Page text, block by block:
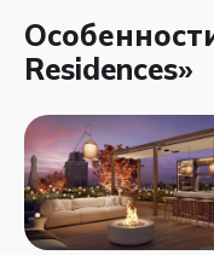
Residences»